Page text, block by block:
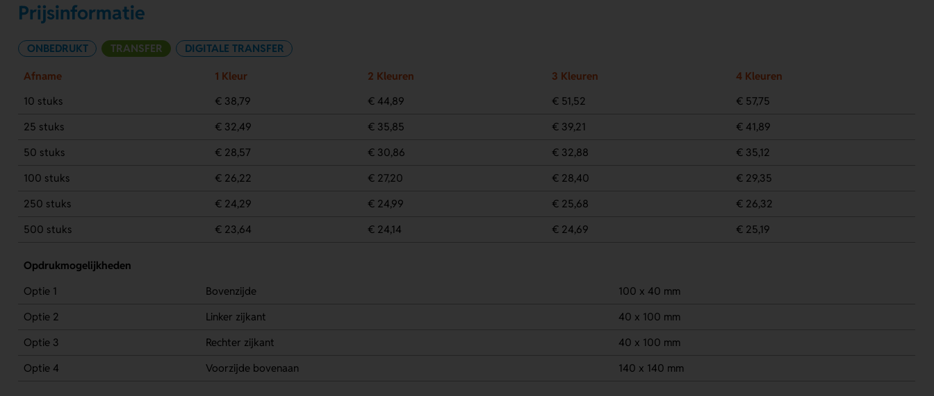
Prijsinformatie
ONBEDRUKT TRANSFER DIGITALE TRANSFER
Afname 1 Kleur 2 Kleuren 3 Kleuren
4 Kleuren
10 stuks
€ 38,79 € 44,89 € 51,52
€ 57,75
25 stuks
€ 32,49 € 35,85 € 39,21
€ 41,89
50 stuks
€ 28,57 € 30,86 € 32,88
€ 35,12
100 stuks
€ 26,22 € 27,20 € 28,40
€ 29,35
250 stuks
€ 24,29 € 24,99 € 25,68
€ 26,32
500 stuks
€ 23,64 € 24,14 € 24,69 € 25,19
Opdrukmogelijkheden
Optie 1
Bovenzijde
100 x 40 mm
Optie 2
Linker zijkant
40 x 100 mm
Optie 3
Rechter zijkant
40 x 100 mm
Optie 4
Voorzijde bovenaan 140 x 140 mm